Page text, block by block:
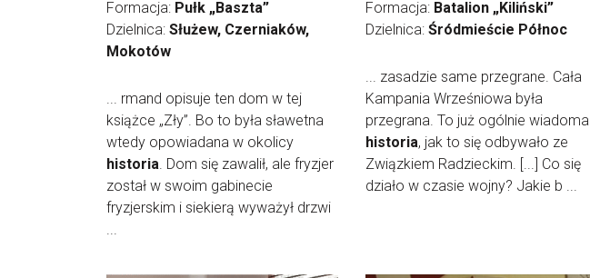
Formacja: Pułk „Baszta”
Dzielnica: Służew, Czerniaków,
Mokotów
... rmand opisuje ten dom w tej
książce „Zły”. Bo to była sławetna
wtedy opowiadana w okolicy
historia. Dom się zawalił, ale fryzjer
został w swoim gabinecie
fryzjerskim i siekierą wyważył drzwi
...
Formacja: Batalion „Kiliński”
Dzielnica: Śródmieście Północ
... zasadzie same przegrane. Cała
Kampania Wrześniowa była
przegrana. To już ogólnie wiadoma
historia, jak to się odbywało ze
Związkiem Radzieckim. [...] Co się
działo w czasie wojny? Jakie b ...